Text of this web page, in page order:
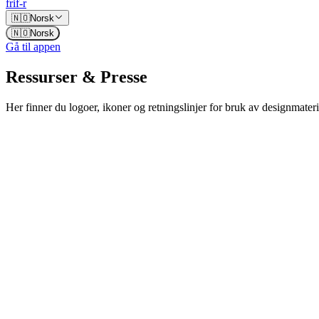
frif-r
🇳🇴Norsk
🇳🇴Norsk
Gå til appen
Ressurser & Presse
Her finner du logoer, ikoner og retningslinjer for bruk av